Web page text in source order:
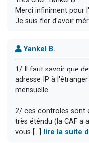
Merci infiniment pour
Je suis fier d'avoir
Yankel B.
1/ Il faut savoir que
adresse IP à
mensuelle
2/ ces controles sont
très éténdu (la CAF a
vous [...]
lire la suite